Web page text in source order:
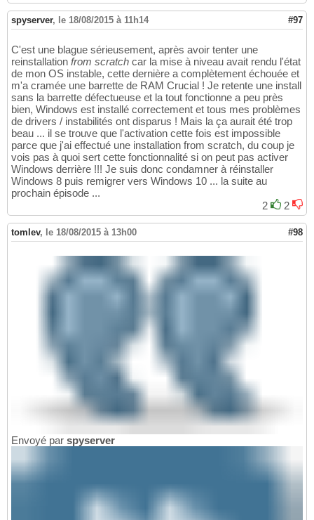
spyserver, le 18/08/2015 à 11h14 #97
C'est une blague sérieusement, après avoir tenter une
reinstallation from scratch car la mise à niveau avait rendu l'état
de mon OS instable, cette dernière a complètement échouée et
m'a cramée une barrette de RAM Crucial ! Je retente une install
sans la barrette défectueuse et la tout fonctionne a peu près
bien, Windows est installé correctement et tous mes problèmes
de drivers / instabilités ont disparus ! Mais la ça aurait été trop
beau ... il se trouve que l'activation cette fois est impossible
parce que j'ai effectué une installation from scratch, du coup je
vois pas à quoi sert cette fonctionnalité si on peut pas activer
Windows derrière !!! Je suis donc condamner à réinstaller
Windows 8 puis remigrer vers Windows 10 ... la suite au
prochain épisode ...
2
2
tomlev, le 18/08/2015 à 13h00 #98
Envoyé par spyserver